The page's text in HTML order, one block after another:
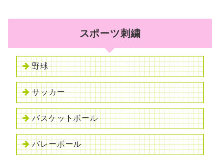
スポーツ刺繍
野球
サッカー
バスケットボール
バレーボール